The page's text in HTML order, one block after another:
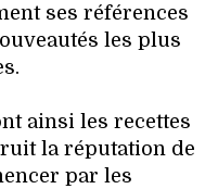
ses références
les plus
ainsi les recettes
la réputation de
par les